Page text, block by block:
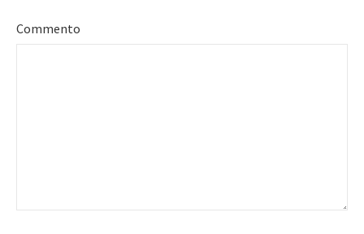
Commento